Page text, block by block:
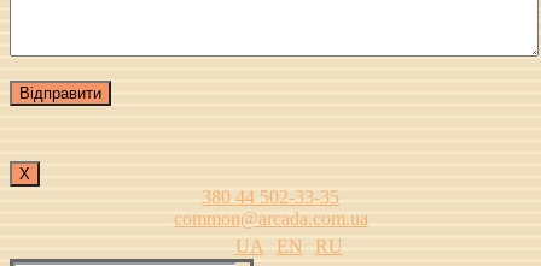
Х
380 44 502-33-35
common@arcada.com.ua
UA
EN
RU